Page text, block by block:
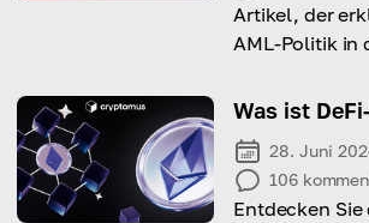
Artikel, der
AML-Politik in
gesamten
Raum von
ist.
Was ist
28. Juni
106
Entdecken